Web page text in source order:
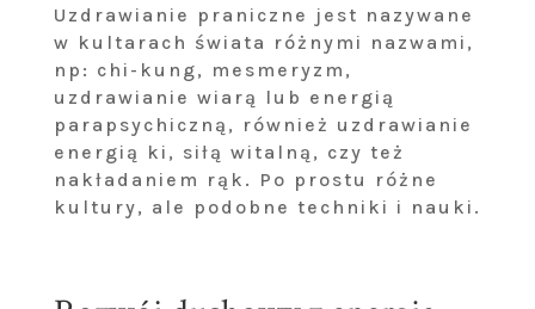
Uzdrawianie praniczne jest nazywane
w kultarach świata różnymi nazwami,
np: chi-kung, mesmeryzm,
uzdrawianie wiarą lub energią
parapsychiczną, również uzdrawianie
energią ki, siłą witalną, czy też
nakładaniem rąk. Po prostu różne
kultury, ale podobne techniki i nauki.